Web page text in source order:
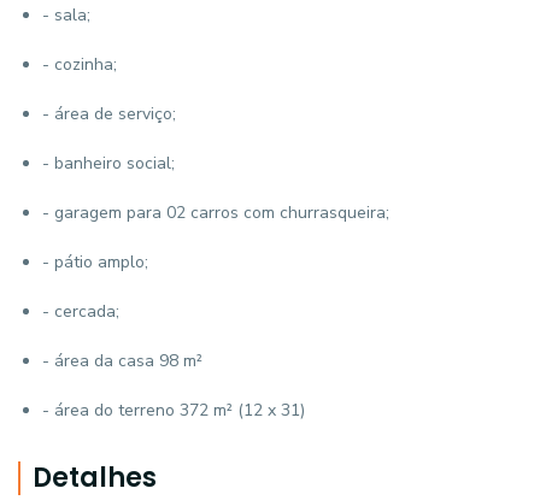
- sala;
- cozinha;
- área de serviço;
- banheiro social;
- garagem para 02 carros com churrasqueira;
- pátio amplo;
- cercada;
- área da casa 98 m²
- área do terreno 372 m² (12 x 31)
Detalhes